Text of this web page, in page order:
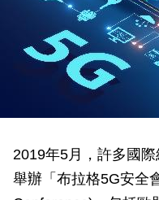
2019年5月，許多國
舉辦「布拉格5G安全